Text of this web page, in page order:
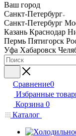
Ваш город
Санкт-Петербург
Санкт-Петербург
Казань Краснодар
Пермь Пятигорск
Уфа Хабаровск
Сравнение0
Избранные
Корзина 0
Каталог